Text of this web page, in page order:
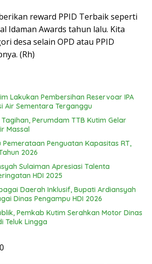
reward PPID Terbaik seperti
Idaman Awards tahun lalu. Kita
desa selain OPD atau PPID
(Rh)
Lakukan Pembersihan Reservoar IPA
Air Sementara Terganggu
Perumdam TTB Kutim Gelar
Massal
Pemerataan Penguatan Kapasitas RT,
2026
Sulaiman Apresiasi Talenta
HDI 2025
Daerah Inklusif, Bupati Ardiansyah
Dinas Pengampu HDI 2026
Pemkab Kutim Serahkan Motor Dinas
Teluk Lingga